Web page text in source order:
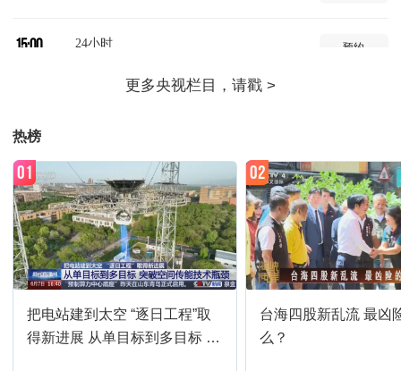
15:00 24小时 预约
16:15 预约
17:00 新闻直播间 预约
17:15 世界周刊 预约
18:00
热榜
把电站建到太空 “逐日工程”取
得新进展 从单目标到多目标 突
01
台海四股新乱流 最凶
么？
02